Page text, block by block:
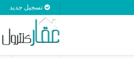
تسجيل جديد